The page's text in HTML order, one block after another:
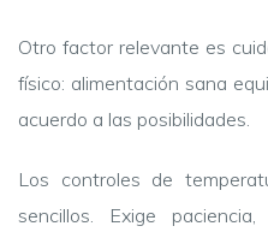
Otro factor relevante es
físico: alimentación sana
acuerdo a las posibilidades.
Los controles de
sencillos. Exige